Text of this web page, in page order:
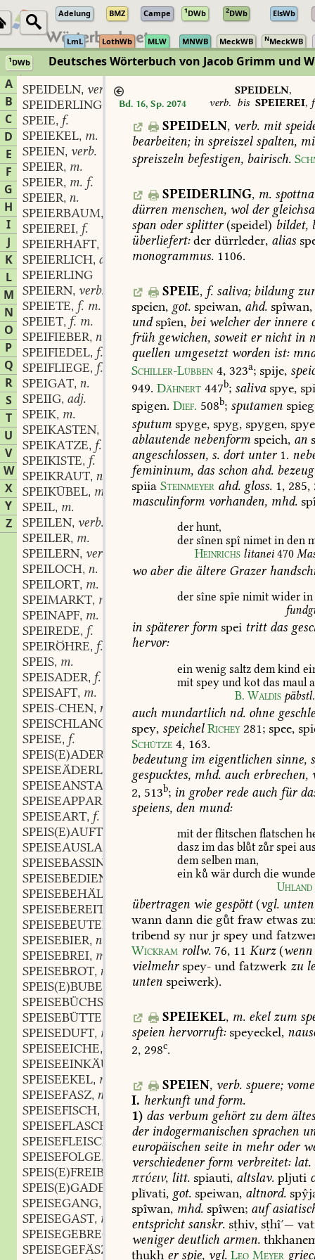
Adelung BMZ Campe 1DWb 2DWb ElsWb
LmL LothWb MLW MNWB MeckWB NMeckWB
1DWb Deutsches Wörterbuch von Jacob Grimm und
A
B
C
D
E
F
G
H
I
J
K
L
M
N
O
P
Q
R
S
T
U
V
W
X
Y
Z
SPEIDELN, verb.
SPEIDERLING
m.
SPEIE, f.
SPEIEKEL, m.
SPEIEN, verb.
SPEIER, m.
SPEIER, m. f.
SPEIER, n.
SPEIERBAUM,
SPEIEREI, f.
SPEIERHAFT,
adj. und adv.
SPEIERLICH, adj. und adv.
SPEIERLING
SPEIERN, verb.
SPEIETE, f. m.
SPEIET, f. m.
SPEIFIEBER, n.
SPEIFIEDEL, f.
SPEIFLIEGE, f.
SPEIGAT, n.
SPEIIG, adj.
SPEIK, m.
SPEIKASTEN,
SPEIKATZE, f.
SPEIKISTE, f.
SPEIKRAUT, n.
SPEIKÜBEL, m.
SPEIL, m.
SPEILEN, verb.
SPEILER, m.
SPEILERN, verb.
SPEILOCH, n.
SPEILORT, m.
SPEIMARKT, m.
SPEINAPF, m.
SPEIREDE, f.
SPEIRÖHRE, f.
SPEIS, m.
SPEISADER, f.
SPEISAFT, m.
SPEIS-CHEN, n.
SPEISCHLANGE
SPEISE, f.
SPEIS(E)ADER
SPEISEÄDERLEIN
n.
SPEISEANSTALT
SPEISEAPPARAT
m.
SPEISEART, f.
SPEIS(E)AUFTRÄGER
SPEISEAUSLAGE
SPEISEBASSIN
SPEISEBEDIENTER
SPEISEBEHÄLTER
SPEISEBEREITUNG
,f.
SPEISEBEUTEL
SPEISEBIER, n.
SPEISEBREI, m.
SPEISEBROT, n.
SPEIS(E)BUBE
SPEISEBÜCHSE
SPEISEBÜTTE
SPEISEDUFT, m.
SPEISEEICHE,
SPEISEEINKÄUFER
SPEISEEKEL, m.
SPEISEFASZ, n.
SPEISEFISCH,
SPEISEFLASCHE
SPEISEFLEISCH
SPEISEFOLGE,
SPEIS(E)FREIBEUTEREI f.
SPEIS(E)GADEN
SPEISEGANG,
SPEISEGAST, m.
SPEISEGEBRECHEN n.
SPEISEGEFÄSZ
Bd. 16, Sp. 2074
SPEIDELN,
verb. bis SPEIEREI,
SPEIDELN, verb. mit
bearbeiten;in spreiszelspalten,
spreiszeln befestigen, bairisch.
SPEIDERLING, m.
dürren menschen, wolder
span odersplitter(speidel) bildet,
überliefert:der dürrleder, alias
monogrammus. 1106.
SPEIE, f. saliva;bildung
speien, got. speiwan, ahd. spîwan,
undspîen, beiwelcherderinnere
früh gewichen, soweiternichtin
quellen umgesetztworden ist:
Schiller-Lübben 4, 323a; spije,
949. Dähnert 447b; salivaspye,
spigen. Dief. 508b; sputamen
sputum spyge, spyg, spygen,
ablautende nebenform speich, an
angeschlossen, s. dortunter1.
femininum, das schon ahd.
spiia Steinmeyer ahd. gloss. 1, 285,
masculinform vorhanden, mhd.
der hunt,
der sînen spî nimet in den
Heinrichs litanei 470
woaberdie ältere Grazer
der sîne spîe nimit wider in
in spätererform spei trittdas
hervor:
ein wenig saltz dem kind
mit spey und kot das maul
B. Waldis päbstl.
auch mundartlich nd. ohne
spey, speichel Richey 281; spee,
Schütze 4, 163.
bedeutungim eigentlichen sinne,
gespucktes, mhd. auch erbrechen,
2, 513b; in groberrede auch für
speiens, den mund:
mit der flitschen flatschen
dasz imdas blt zr spei
demselben man,
ein k wär durch die
Uhland
übertragen wie gespött(vgl. unten
wann dann die gt fraw etwas
tribend sy nur jr spey und
Wickram rollw. 76, 11 Kurz(wenn
vielmehrspey- und fatzwerk zu
unten speiwerk).
SPEIEKEL, m. ekelzum
speien hervorruft:speyeckel,
2, 298c.
SPEIEN, verb. spuere;
I. herkunftundform.
1) das verbum gehörtzu dem
derindogermanischen sprachen
europäischen seite in mehroder
verschiedenerform verbreitet:lat.
πτύειν, litt. spiauti, altslav. pljuti
plĭvati, got. speiwan, altnord.
spîwan, mhd. spîwen; auf
entsprichtsanskr. sṭhiv, sṭhî′—
wenigerdeutlich armen.
thukh erspie, vgl. Leo Meyer